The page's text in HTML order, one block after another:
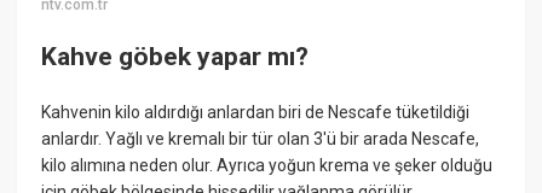
ntv.com.tr
Kahve göbek yapar mı?
Kahvenin kilo aldırdığı anlardan biri de Nescafe tüketildiği
anlardır. Yağlı ve kremalı bir tür olan 3'ü bir arada Nescafe,
kilo alımına neden olur. Ayrıca yoğun krema ve şeker olduğu